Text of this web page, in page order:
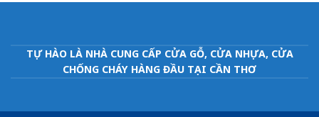
TỰ HÀO LÀ NHÀ CUNG CẤP CỬA GỖ, CỬA NHỰA, CỬA
CHỐNG CHÁY HÀNG ĐẦU TẠI CẦN THƠ